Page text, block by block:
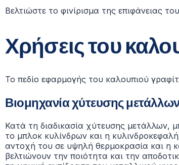
Βελτιώστε το φινίρισμα της επιφάνειας
Χρήσεις του
Το πεδίο εφαρμογής του καλουπιού
Βιομηχανία χύτευσης
Κατά τη διαδικασία χύτευσης μετάλλων,
το μπλοκ κυλίνδρων και η
αντοχή του σε υψηλή θερμοκρασία και η
βελτιώνουν την ποιότητα και την